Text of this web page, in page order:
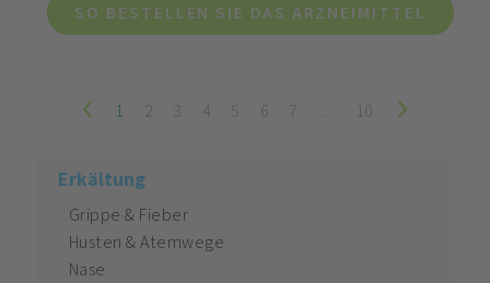
SO BESTELLEN SIE DAS ARZNEIMITTEL
1 2 3 4 5 6 7 10
Erkältung
Grippe & Fieber
Husten & Atemwege
Nase